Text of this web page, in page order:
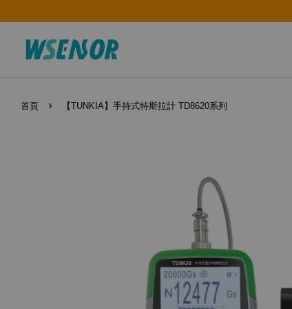
首頁 › 【TUNKIA】手持式特斯拉計 TD8620系列